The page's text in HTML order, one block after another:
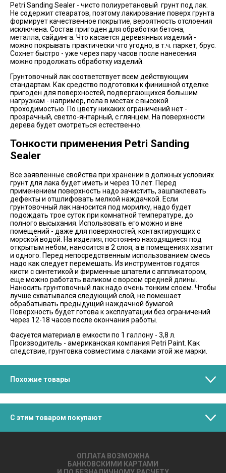
Petri Sanding Sealer - чисто полиуретановый грунт под лак.
Не содержит стеаратов, поэтому лакирование поверх грунта
формирует качественное покрытие, вероятность отслоения
исключена. Состав пригоден для обработки бетона,
металла, сайдинга. Что касается деревянных изделий -
можно покрывать практически что угодно, в т.ч. паркет, брус.
Сохнет быстро - уже через пару часов после нанесения
можно продолжать обработку изделий.
Грунтовочный лак соответствует всем действующим
стандартам. Как средство подготовки к финишной отделке
пригоден для поверхностей, подвергающихся большим
нагрузкам - например, пола в местах с высокой
проходимостью. По цвету никаких ограничений нет -
прозрачный, светло-янтарный, с глянцем. На поверхности
дерева будет смотреться естественно.
Тонкости применения Petri Sanding
Sealer
Все заявленные свойства при хранении в должных условиях
грунт для лака будет иметь и через 10 лет. Перед
применением поверхность надо зачистить, зашпаклевать
дефекты и отшлифовать мелкой наждачкой. Если
грунтовочный лак наносится под морилку, надо будет
подождать трое суток при комнатной температуре, до
полного высыхания. Использовать его можно и вне
помещений - даже для поверхностей, контактирующих с
морской водой. На изделия, постоянно находящиеся под
открытым небом, наносится в 2 слоя, а в помещениях хватит
и одного. Перед непосредственным использованием смесь
надо как следует перемешать. Из инструментов годятся
кисти с синтетикой и фирменные шпатели с аппликатором,
еще можно работать валиком с ворсом средней длины.
Наносить грунтовочный лак надо очень тонким слоем. Чтобы
лучше схватывался следующий слой, не помешает
обрабатывать предыдущий наждачной бумагой.
Поверхность будет готова к эксплуатации без ограничений
через 12-18 часов после окончания работы.
Фасуется материал в емкости по 1 галлону - 3,8 л.
Производитель - американская компания Petri Paint. Как
следствие, грунтовка совместима с лаками этой же марки.
Похожие товары
С этим товаром покупают
ОПЛАТА ВОЗМОЖНА
БАНКОВСКИМИ КАРТАМИ